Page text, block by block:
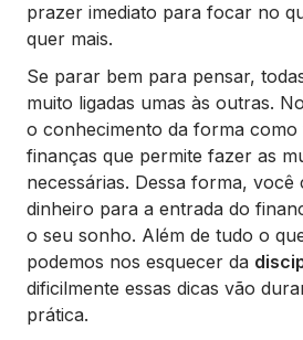
prazer imediato para focar no
quer mais.
Se parar bem para pensar,
muito ligadas umas às outras.
o conhecimento da forma como
finanças que permite fazer as
necessárias. Dessa forma, você
dinheiro para a entrada do
o seu sonho. Além de tudo o
podemos nos esquecer da
dificilmente essas dicas vão
prática.